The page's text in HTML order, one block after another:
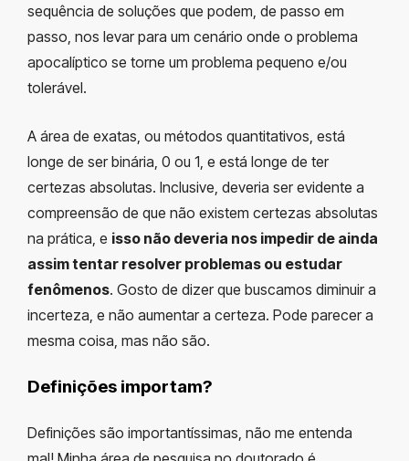
sequência de soluções que podem, de passo em
passo, nos levar para um cenário onde o problema
apocalíptico se torne um problema pequeno e/ou
tolerável.
A área de exatas, ou métodos quantitativos, está
longe de ser binária, 0 ou 1, e está longe de ter
certezas absolutas. Inclusive, deveria ser evidente a
compreensão de que não existem certezas absolutas
na prática, e isso não deveria nos impedir de ainda
assim tentar resolver problemas ou estudar
fenômenos. Gosto de dizer que buscamos diminuir a
incerteza, e não aumentar a certeza. Pode parecer a
mesma coisa, mas não são.
Definições importam?
Definições são importantíssimas, não me entenda